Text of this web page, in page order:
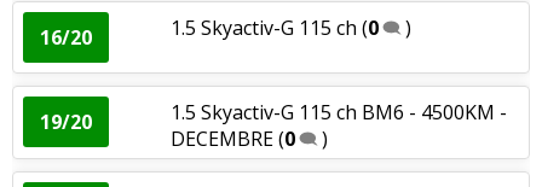
17/20
juin 202(0)
08/20
1.5 Skyactiv-G 90 ch Manuelle,
48000km, 2016(3)
16/20 1.5 Skyactiv-G 115 ch (0 )
19/20
1.5 Skyactiv-G 115 ch BM6 - 4500KM -
DECEMBRE(0 )